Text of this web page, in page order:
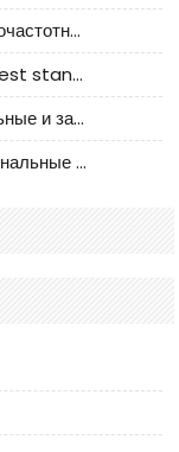
Анализ российской альтернативы высокочастотных кабельных колодцев I-PEX
CLIFF under the domestic connector test standard update
JST соединитель - предлагает оригинальные и заменяющие JST NSHR-02V-S соединители
JST соединитель - предоставляем оригинальные JST GHR-09V-S соединители и их аналоги